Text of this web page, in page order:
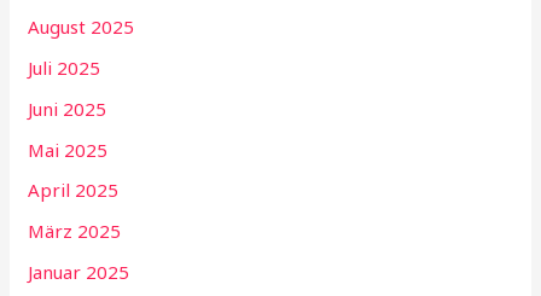
August 2025
Juli 2025
Juni 2025
Mai 2025
April 2025
März 2025
Januar 2025